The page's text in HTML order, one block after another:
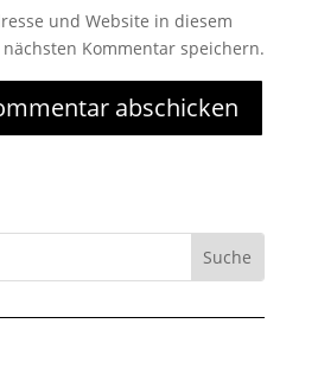
und Website in diesem
Kommentar speichern.
abschicken